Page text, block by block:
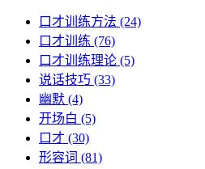
口才训练方法 (24)
口才训练 (76)
口才训练理论 (5)
说话技巧 (33)
幽默 (4)
开场白 (5)
口才 (30)
形容词 (81)